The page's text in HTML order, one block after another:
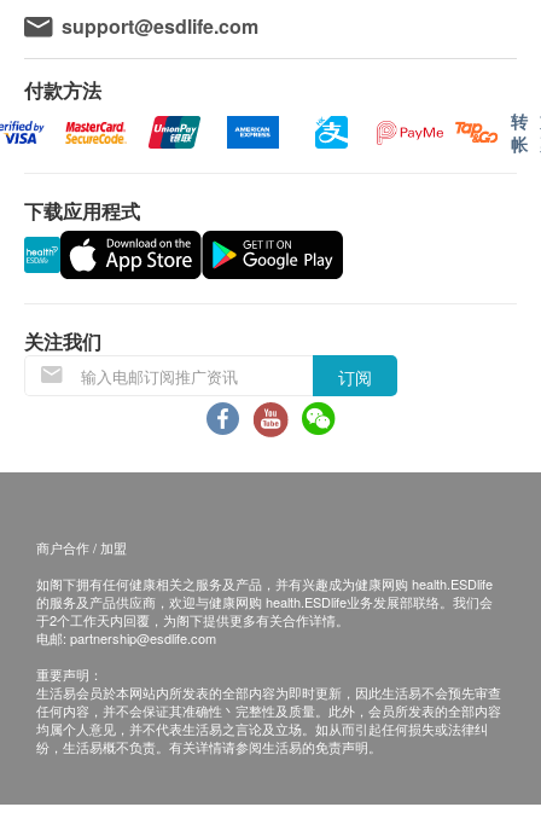
繁体中文版本为准。
二、体检报告领取和讲解
客人可在体检日确认报告语言（可选择繁体中文，
体检报告会在体检后10个工作日内完成，客户可选
择以下途径查看体检报告：
1. 体检报告完成后，深圳普瑞星耀眼科医院会
2. 预留E-mail，深圳普瑞星耀眼科医院会在报告
完成后发送至客人电邮地址。
3. 预留邮寄地址，深圳普瑞星耀眼科医院会在
报告完成后邮寄，邮费到付（可送到港澳地
区）。
间（联络电话：+852 39622556；Whatsapp：
+852 46199394），医生会按预约时间主动联络
2. 当面讲解：需至少提前1个工作日预约具体时
间（联络电话：+852 39622556；Whatsapp：
+852 46199394），体检客户在约定时间到深圳
support@esdlife.com
付款方法
转
帐
下载应用程式
关注我们
订阅
商户合作 / 加盟
如阁下拥有任何健康相关之服务及产品，并有兴趣成为健康网购 health.ESDlife
的服务及产品供应商，欢迎与健康网购 health.ESDlife业务发展部联络。我们会
于2个工作天内回覆，为阁下提供更多有关合作详情。
电邮: partnership@esdlife.com
重要声明：
生活易会员於本网站内所发表的全部内容为即时更新，因此生活易不会预先审查
任何内容，并不会保证其准确性丶完整性及质量。此外，会员所发表的全部内容
均属个人意见，并不代表生活易之言论及立场。如从而引起任何损失或法律纠
纷，生活易概不负责。有关详情请参阅生活易的免责声明。